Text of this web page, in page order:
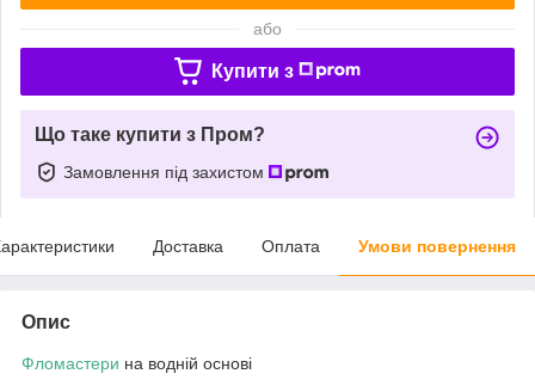
або
Купити з
Що таке купити з Пром?
Замовлення під захистом
Доставка Оплата Умови повернення
Опис
Фломастери на водній основі